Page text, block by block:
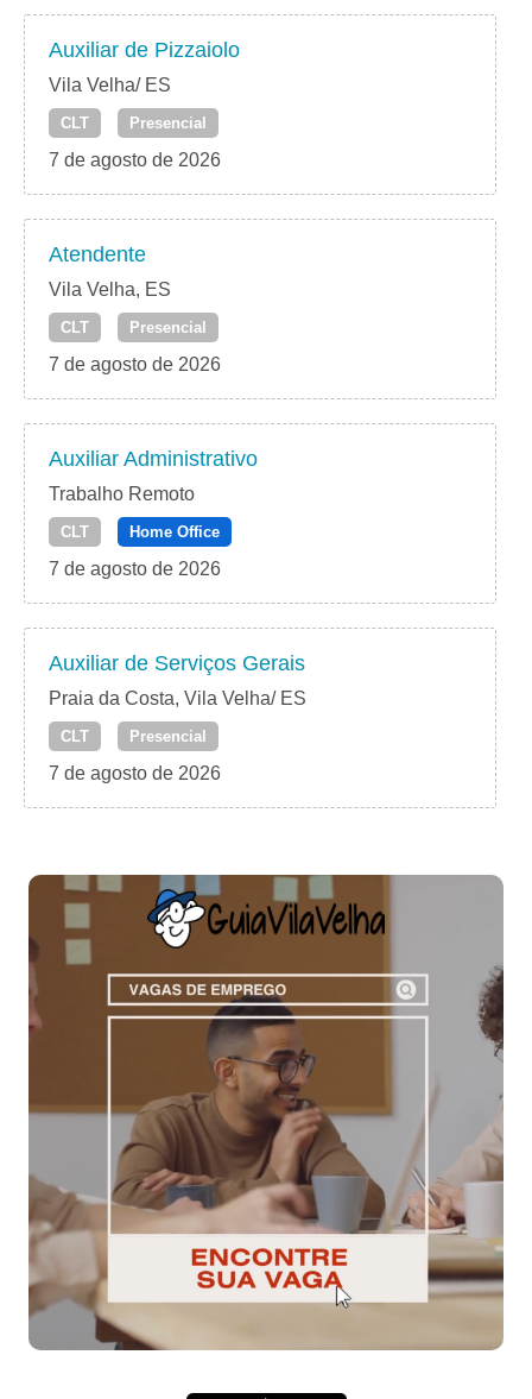
Auxiliar de Pizzaiolo
Vila Velha/ ES
CLT Presencial
7 de agosto de 2026
Atendente
Vila Velha, ES
CLT Presencial
7 de agosto de 2026
Auxiliar Administrativo
Trabalho Remoto
CLT Home Office
7 de agosto de 2026
Auxiliar de Serviços Gerais
Praia da Costa, Vila Velha/ ES
CLT Presencial
7 de agosto de 2026